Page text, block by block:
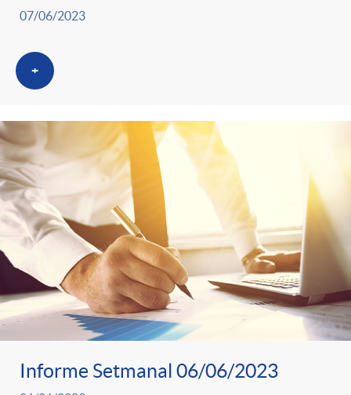
07/06/2023
+
Informe Setmanal 06/06/2023